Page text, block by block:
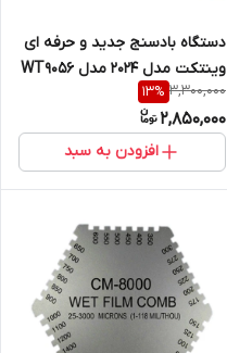
دستگاه بادسنج جدید و حرفه ای
وینتکت مدل 2024 مدل WT9056
( نمایندگی اصلی جوش آزما
تجهیز)
3,300,000
13%
2,850,000
افزودن به سبد